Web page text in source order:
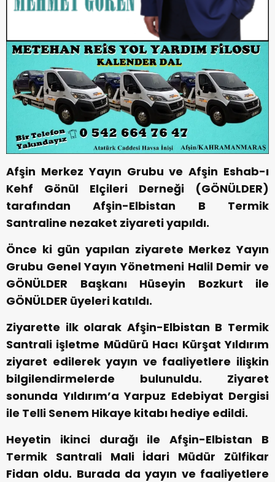
Afşin Merkez Yayın Grubu ve Afşin Eshab-ı
Kehf Gönül Elçileri Derneği (GÖNÜLDER)
tarafından Afşin-Elbistan B Termik
Santraline nezaket ziyareti yapıldı.
Önce ki gün yapılan ziyarete Merkez Yayın
Grubu Genel Yayın Yönetmeni Halil Demir ve
GÖNÜLDER Başkanı Hüseyin Bozkurt ile
GÖNÜLDER üyeleri katıldı.
Ziyarette ilk olarak Afşin-Elbistan B Termik
Santrali işletme Müdürü Hacı Kürşat Yıldırım
ziyaret edilerek yayın ve faaliyetlere ilişkin
bilgilendirmelerde bulunuldu. Ziyaret
sonunda Yıldırım’a Yarpuz Edebiyat Dergisi
ile Telli Senem Hikaye kitabı hediye edildi.
Heyetin ikinci durağı ile Afşin-Elbistan B
Termik Santrali Mali İdari Müdür Zülfikar
Fidan oldu. Burada da yayın ve faaliyetlere